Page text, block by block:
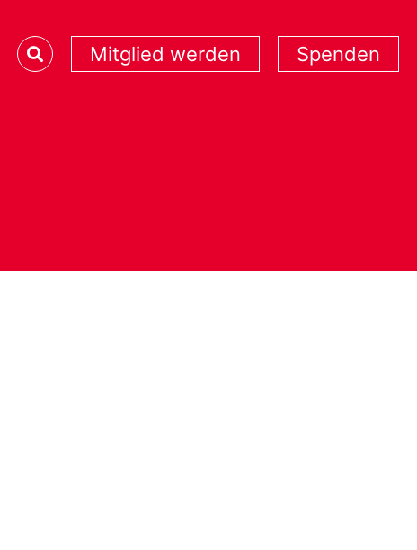
Mitglied werden Spenden